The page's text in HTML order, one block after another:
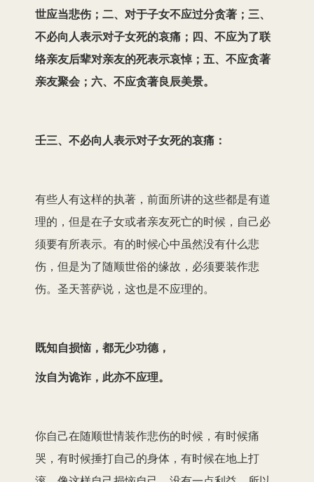
世应当悲伤；二、对于子女不应过分贪著；三、
不必向人表示对子女死的哀痛；四、不应为了联
络亲友后辈对亲友的死表示哀悼；五、不应贪著
亲友聚会；六、不应贪著良辰美景。
壬三、不必向人表示对子女死的哀痛：
有些人有这样的执著，前面所讲的这些都是有道
理的，但是在子女或者亲友死亡的时候，自己必
须要有所表示。有的时候心中虽然没有什么悲
伤，但是为了随顺世俗的缘故，必须要装作悲
伤。圣天菩萨说，这也是不应理的。
既知自损恼，都无少功德，
汝自为诡诈，此亦不应理。
你自己在随顺世情装作悲伤的时候，有时候痛
哭，有时候捶打自己的身体，有时候在地上打